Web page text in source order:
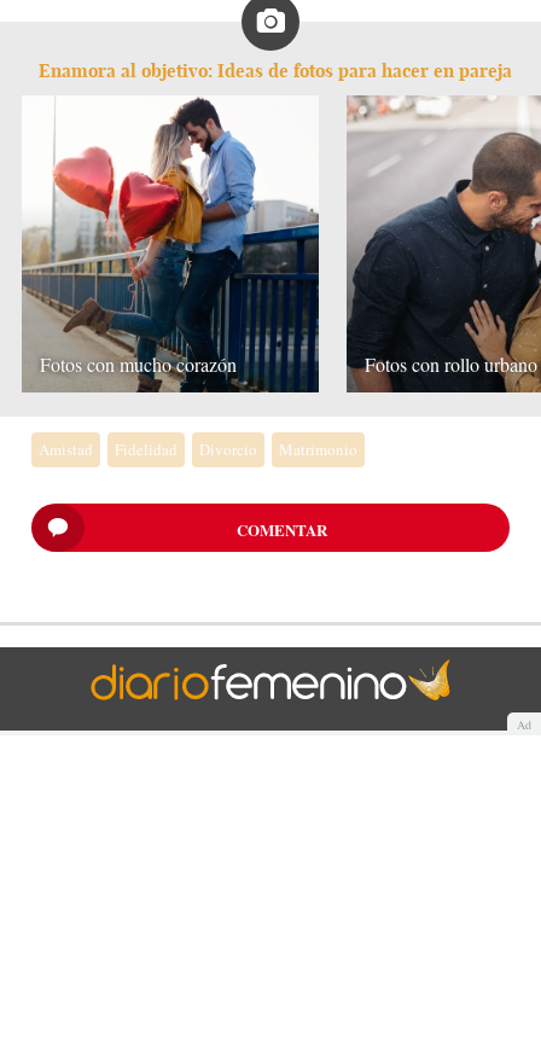
Enamora al objetivo: Ideas de fotos para hacer en pareja
Fotos con mucho corazón Fotos con rollo urbano
Amistad Fidelidad Divorcio Matrimonio
COMENTAR
Ad